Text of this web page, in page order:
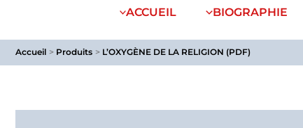
ACCUEIL BIOGRAPHIE
Accueil Produits L’OXYGÈNE DE LA RELIGION (PDF)